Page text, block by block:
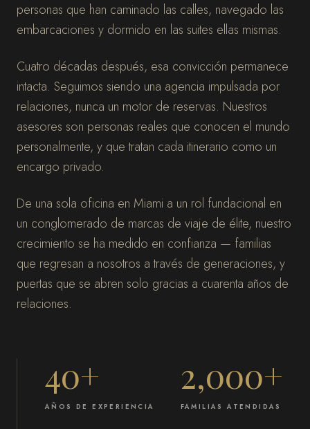
personas que han caminado las calles, navegado las
embarcaciones y dormido en las suites ellas mismas.
Cuatro décadas después, esa convicción permanece
intacta. Seguimos siendo una agencia impulsada por
relaciones, nunca un motor de reservas. Nuestros
asesores son personas reales que conocen el mundo
personalmente, y que tratan cada itinerario como un
encargo privado.
De una sola oficina en Miami a un rol fundacional en
un conglomerado de marcas de viaje de élite, nuestro
crecimiento se ha medido en confianza — familias
que regresan a nosotros a través de generaciones, y
puertas que se abren solo gracias a cuarenta años de
relaciones.
40+
AÑOS DE EXPERIENCIA
2,000+
FAMILIAS ATENDIDAS